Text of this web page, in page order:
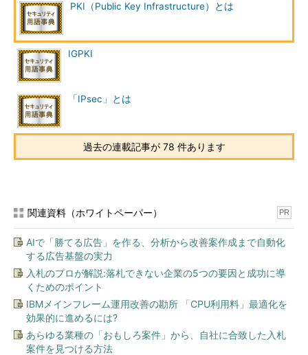
PKI（Public Key Infrastructure）とは
IGPKI
「IPsec」とは
過去の連載記事が 78 件あります
関連資料（ホワイトペーパー） PR
AIで「勝てる広告」を作る、分析から改善案作成まで自動化
する広告基盤の実力
入札のプロが解説:落札できない企業の5つの要因と成功に導
くためのポイント
IBMメインフレーム運用改善の勘所 「CPU利用料」最適化を
効果的に進めるには?
あらゆる業種の「おもしろ案件」から、自社に合致した入札
案件を見つける方法